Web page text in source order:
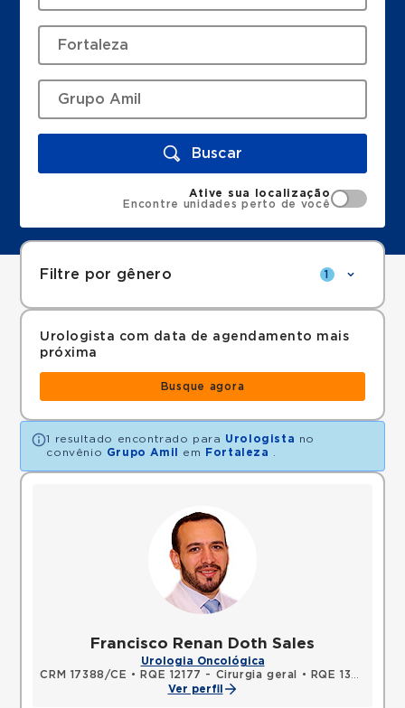
Buscar
Ative sua localização
Encontre unidades perto de você
Filtre por gênero 1
Urologista com data de agendamento mais
próxima
Busque agora
1 resultado encontrado para Urologista no
convênio Grupo Amil em Fortaleza
Francisco Renan Doth Sales
Urologia Oncológica
CRM 17388/CE • RQE 12177 - Cirurgia geral •
RQE 13376 - Urologia
Ver perfil